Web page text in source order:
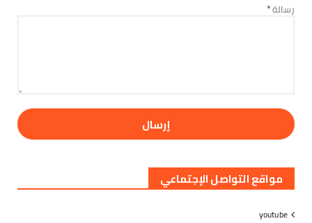
بمديرية يافع رصد ا...رسالة*
مواقع التواصل الإجتماعي
youtube